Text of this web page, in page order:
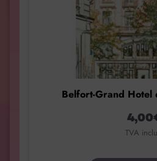
Belfort-Grand Hotel
4,00
TVA